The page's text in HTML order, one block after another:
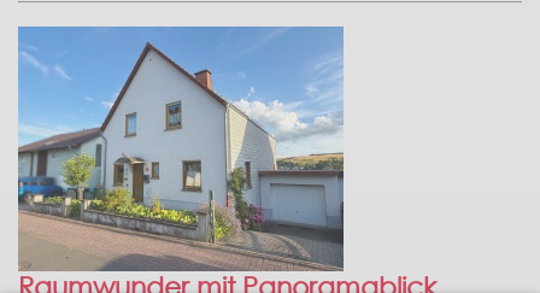
Raumwunder mit Panoramablick